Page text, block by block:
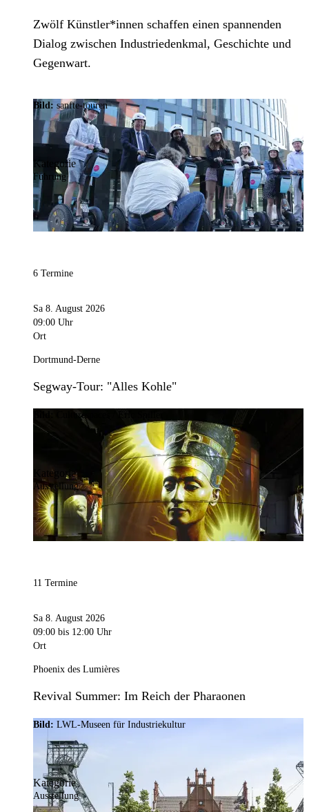
Zwölf Künstler*innen schaffen einen spannenden
Dialog zwischen Industriedenkmal, Geschichte und
Gegenwart.
Bild: sanfte-touren
Kategorie
Führung
6 Termine
Sa 8. August 2026
09:00 Uhr
Ort
Dortmund-Derne
Segway-Tour: "Alles Kohle"
Culturespaces / Eric Spiller
Kategorie
Ausstellung
11 Termine
Sa 8. August 2026
09:00 bis 12:00 Uhr
Ort
Phoenix des Lumières
Revival Summer: Im Reich der Pharaonen
Bild: LWL-Museen für Industriekultur
Kategorie
Ausstellung